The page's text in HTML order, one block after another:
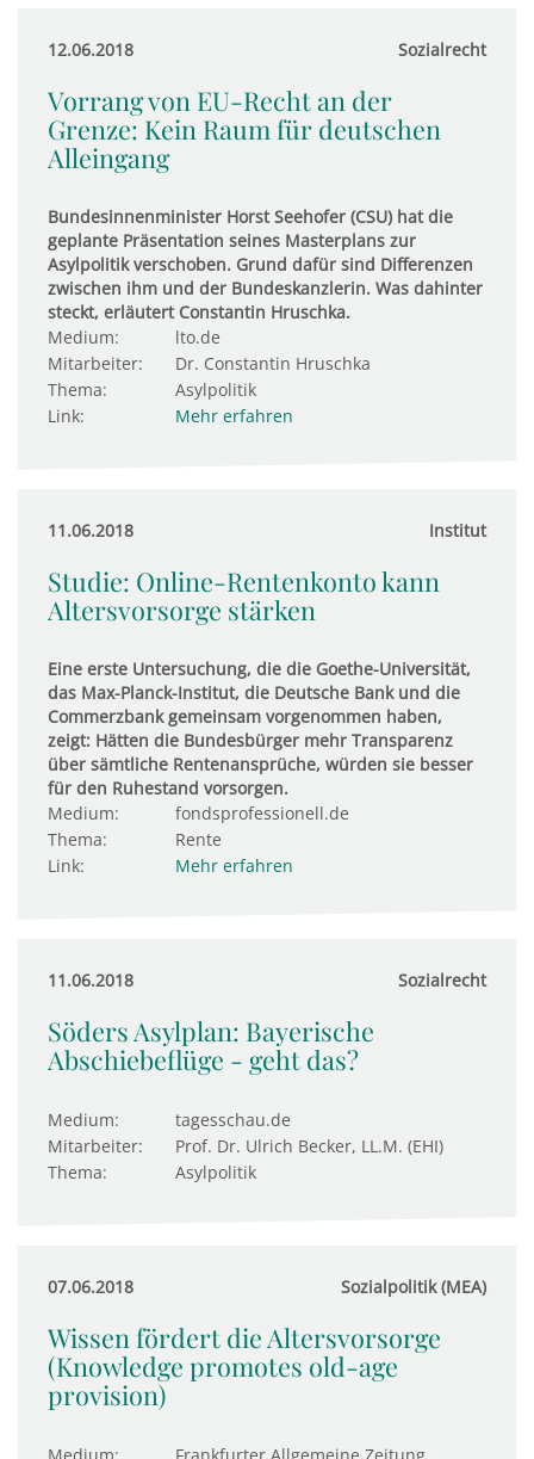
12.06.2018 Sozialrecht
Vorrang von EU-Recht an der
Grenze: Kein Raum für deutschen
Alleingang
Bundesinnenminister Horst Seehofer (CSU) hat die
geplante Präsentation seines Masterplans zur
Asylpolitik verschoben. Grund dafür sind Differenzen
zwischen ihm und der Bundeskanzlerin. Was dahinter
steckt, erläutert Constantin Hruschka.
Medium:
lto.de
Mitarbeiter:
Dr. Constantin Hruschka
Thema:
Asylpolitik
Link:
Mehr erfahren
11.06.2018 Institut
Studie: Online-Rentenkonto kann
Altersvorsorge stärken
Eine erste Untersuchung, die die Goethe-Universität,
das Max-Planck-Institut, die Deutsche Bank und die
Commerzbank gemeinsam vorgenommen haben,
zeigt: Hätten die Bundesbürger mehr Transparenz
über sämtliche Rentenansprüche, würden sie besser
für den Ruhestand vorsorgen.
Medium:
fondsprofessionell.de
Thema:
Rente
Link:
Mehr erfahren
11.06.2018 Sozialrecht
Söders Asylplan: Bayerische
Abschiebeflüge - geht das?
Medium:
tagesschau.de
Mitarbeiter:
Prof. Dr. Ulrich Becker, LL.M. (EHI)
Thema:
Asylpolitik
07.06.2018 Sozialpolitik (MEA)
Wissen fördert die Altersvorsorge
(Knowledge promotes old-age
provision)